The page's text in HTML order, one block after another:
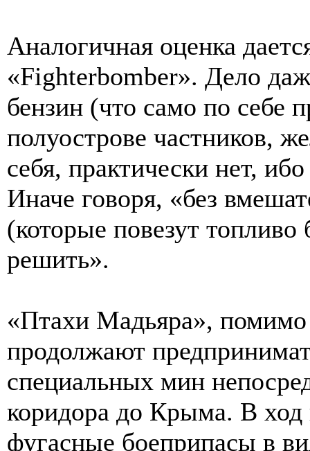
Аналогичная оценка
«Fighterbomber». Дело
бензин (что само по себе
полуострове частников,
себя, практически нет,
Иначе говоря, «без
(которые повезут топливо
решить».
«Птахи Мадьяра», помимо
продолжают
специальных мин
коридора до Крыма. В ход
фугасные боеприпасы в